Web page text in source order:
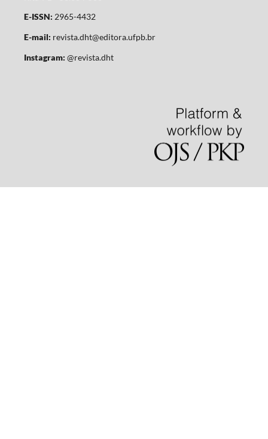
E-ISSN: 2965-4432
E-mail: revista.dht@editora.ufpb.br
Instagram: @revista.dht